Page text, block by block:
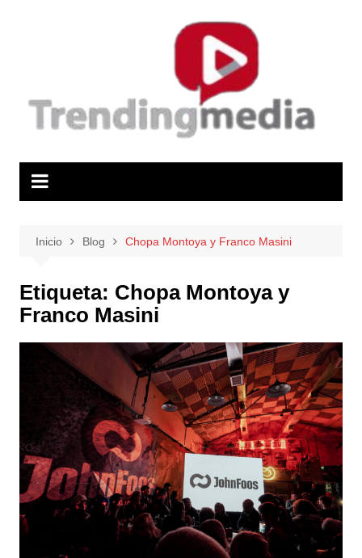
Inicio Blog Chopa Montoya y Franco Masini
Etiqueta: Chopa Montoya y
Franco Masini